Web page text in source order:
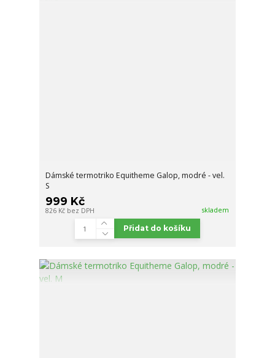
Dámské termotriko Equitheme Galop, modré - vel.
S
999 Kč
826 Kč bez DPH skladem
Přidat do košíku